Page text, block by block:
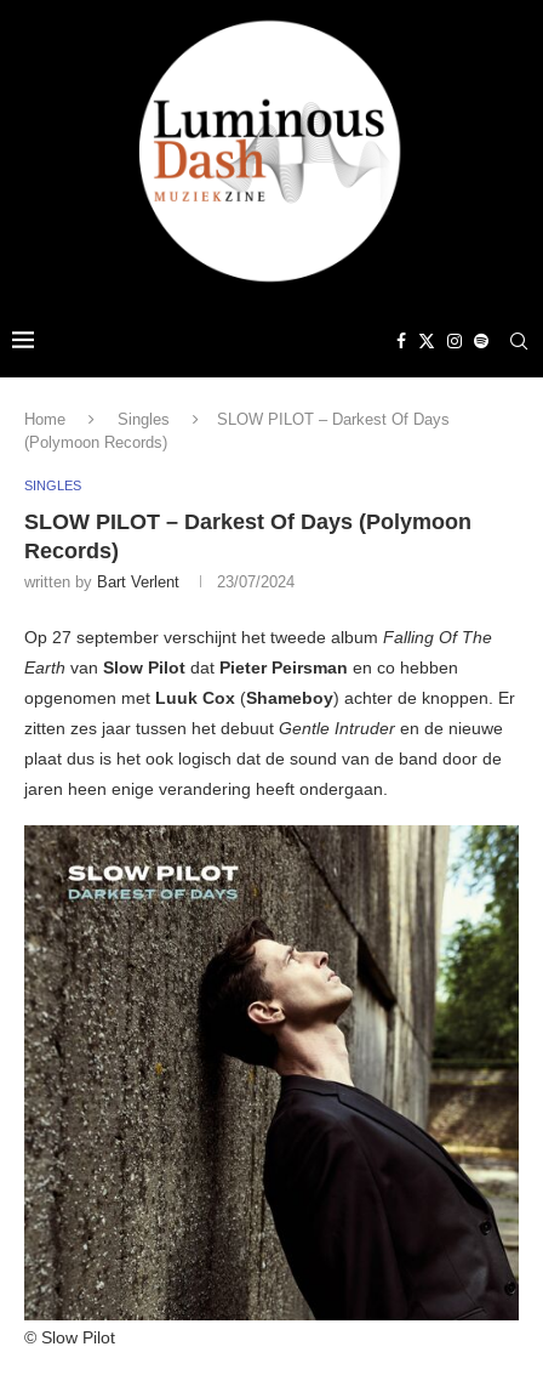
Home Singles
SLOW PILOT – Darkest Of Days
(Polymoon Records)
SINGLES
SLOW PILOT – Darkest Of Days (Polymoon
Records)
written by Bart Verlent 23/07/2024
Op 27 september verschijnt het tweede album Falling Of The
Earth van Slow Pilot dat Pieter Peirsman en co hebben
opgenomen met Luuk Cox (Shameboy) achter de knoppen. Er
zitten zes jaar tussen het debuut Gentle Intruder en de nieuwe
plaat dus is het ook logisch dat de sound van de band door de
jaren heen enige verandering heeft ondergaan.
© Slow Pilot